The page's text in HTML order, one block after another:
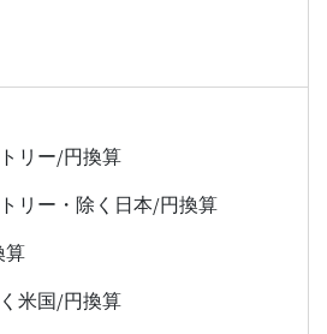
リー/円換算
リー・除く日本/円換算
算
米国/円換算